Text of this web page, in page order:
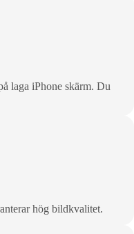
laga iPhone skärm. Du
hög bildkvalitet.